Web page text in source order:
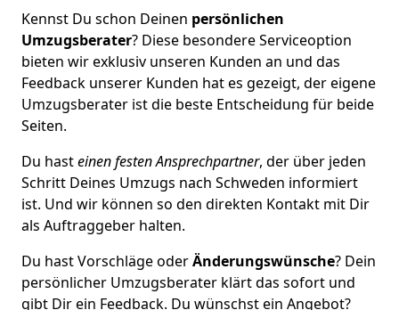
Kennst Du schon Deinen persönlichen
Umzugsberater? Diese besondere Serviceoption
bieten wir exklusiv unseren Kunden an und das
Feedback unserer Kunden hat es gezeigt, der eigene
Umzugsberater ist die beste Entscheidung für beide
Seiten.
Du hasteinen festen Ansprechpartner, der über jeden
Schritt Deines Umzugs nach Schweden informiert
ist. Und wir können so den direkten Kontakt mit Dir
als Auftraggeber halten.
Du hast Vorschläge oderÄnderungswünsche? Dein
persönlicher Umzugsberater klärt das sofort und
gibt Dir ein Feedback. Du wünschst ein Angebot?